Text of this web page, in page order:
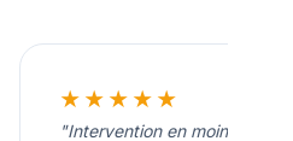
★★★★★
"Intervention en moins de